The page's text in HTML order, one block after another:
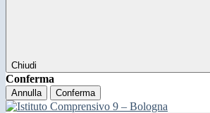
Chiudi
Conferma
Annulla Conferma